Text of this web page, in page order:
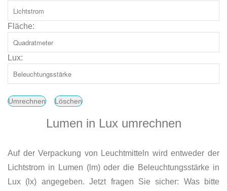
Fläche:
Lux:
Lumen in Lux umrechnen
Auf der Verpackung von Leuchtmitteln wird entweder der
Lichtstrom in Lumen (lm) oder die Beleuchtungsstärke in
Lux (lx) angegeben. Jetzt fragen Sie sicher: Was bitte